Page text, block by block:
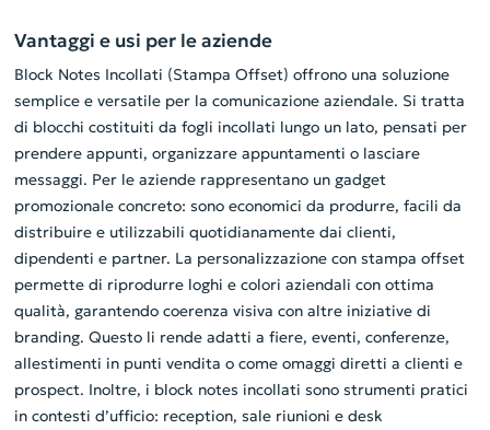
Vantaggi e usi per le aziende
Block Notes Incollati (Stampa Offset) offrono una soluzione
semplice e versatile per la comunicazione aziendale. Si tratta
di blocchi costituiti da fogli incollati lungo un lato, pensati per
prendere appunti, organizzare appuntamenti o lasciare
messaggi. Per le aziende rappresentano un gadget
promozionale concreto: sono economici da produrre, facili da
distribuire e utilizzabili quotidianamente dai clienti,
dipendenti e partner. La personalizzazione con stampa offset
permette di riprodurre loghi e colori aziendali con ottima
qualità, garantendo coerenza visiva con altre iniziative di
branding. Questo li rende adatti a fiere, eventi, conferenze,
allestimenti in punti vendita o come omaggi diretti a clienti e
prospect. Inoltre, i block notes incollati sono strumenti pratici
in contesti d’ufficio: reception, sale riunioni e desk